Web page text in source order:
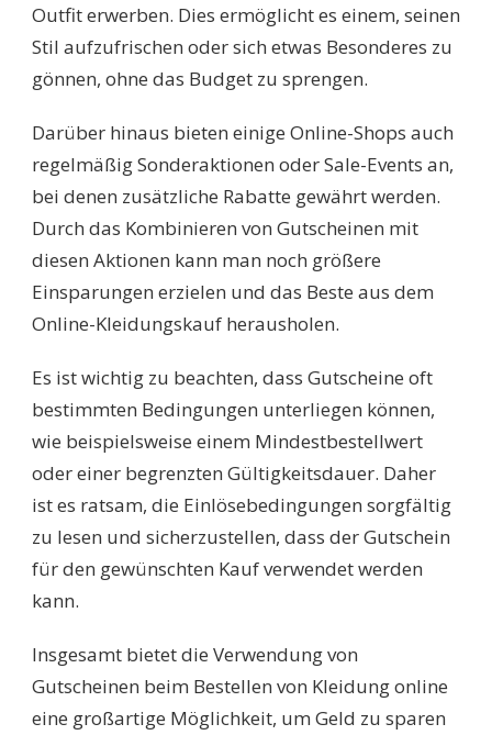
Outfit erwerben. Dies ermöglicht es einem, seinen
Stil aufzufrischen oder sich etwas Besonderes zu
gönnen, ohne das Budget zu sprengen.
Darüber hinaus bieten einige Online-Shops auch
regelmäßig Sonderaktionen oder Sale-Events an,
bei denen zusätzliche Rabatte gewährt werden.
Durch das Kombinieren von Gutscheinen mit
diesen Aktionen kann man noch größere
Einsparungen erzielen und das Beste aus dem
Online-Kleidungskauf herausholen.
Es ist wichtig zu beachten, dass Gutscheine oft
bestimmten Bedingungen unterliegen können,
wie beispielsweise einem Mindestbestellwert
oder einer begrenzten Gültigkeitsdauer. Daher
ist es ratsam, die Einlösebedingungen sorgfältig
zu lesen und sicherzustellen, dass der Gutschein
für den gewünschten Kauf verwendet werden
kann.
Insgesamt bietet die Verwendung von
Gutscheinen beim Bestellen von Kleidung online
eine großartige Möglichkeit, um Geld zu sparen